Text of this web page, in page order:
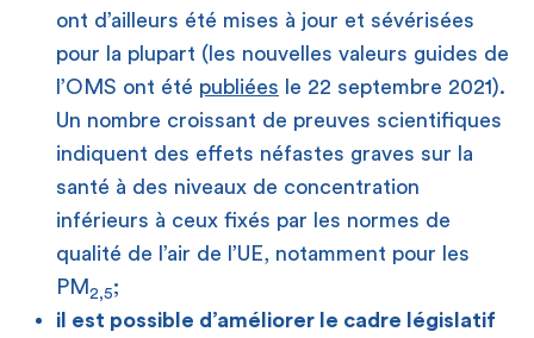
ont d’ailleurs été mises à jour et sévérisées
pour la plupart (les nouvelles valeurs guides de
l’OMS ont été publiées le 22 septembre 2021).
Un nombre croissant de preuves scientifiques
indiquent des effets néfastes graves sur la
santé à des niveaux de concentration
inférieurs à ceux fixés par les normes de
qualité de l’air de l’UE, notamment pour les
PM 2,5;
il est possible d’améliorer le cadre législatif